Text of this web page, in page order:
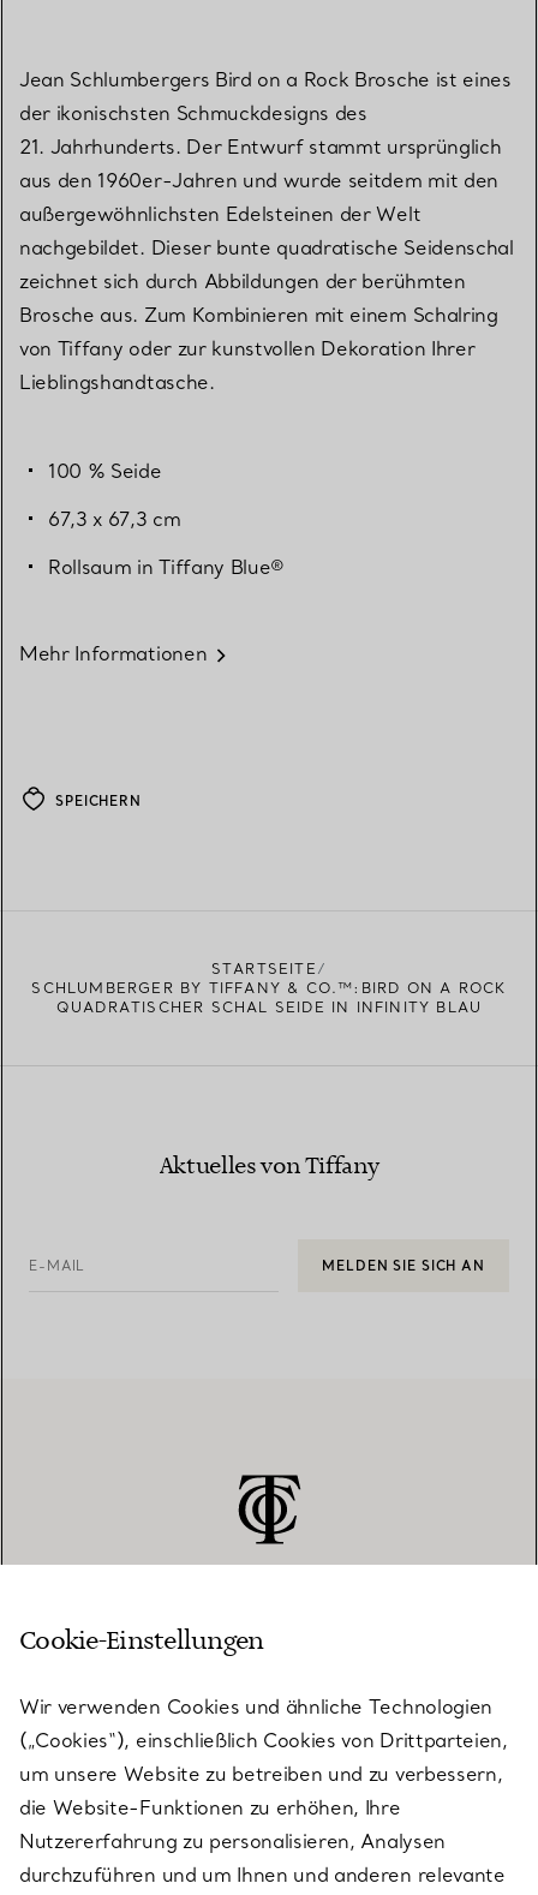
Jean Schlumbergers Bird on a Rock Brosche ist eines
der ikonischsten Schmuckdesigns des
21. Jahrhunderts. Der Entwurf stammt ursprünglich
aus den 1960er-Jahren und wurde seitdem mit den
außergewöhnlichsten Edelsteinen der Welt
nachgebildet. Dieser bunte quadratische Seidenschal
zeichnet sich durch Abbildungen der berühmten
Brosche aus. Zum Kombinieren mit einem Schalring
von Tiffany oder zur kunstvollen Dekoration Ihrer
Lieblingshandtasche.
100 % Seide
67,3 x 67,3 cm
Rollsaum in Tiffany Blue®
Mehr Informationen
SPEICHERN
STARTSEITE
SCHLUMBERGER BY TIFFANY & CO.™:BIRD ON A ROCK
QUADRATISCHER SCHAL SEIDE IN INFINITY BLAU
Aktuelles von Tiffany
E-MAIL MELDEN SIE SICH AN
KUNDENSERVICE
SERVICES
ÜBER TIFFANY & CO.
Cookie-Einstellungen
Wir verwenden Cookies und ähnliche Technologien
(„Cookies“), einschließlich Cookies von Drittparteien,
um unsere Website zu betreiben und zu verbessern,
die Website-Funktionen zu erhöhen, Ihre
Nutzererfahrung zu personalisieren, Analysen
durchzuführen und um Ihnen und anderen relevante